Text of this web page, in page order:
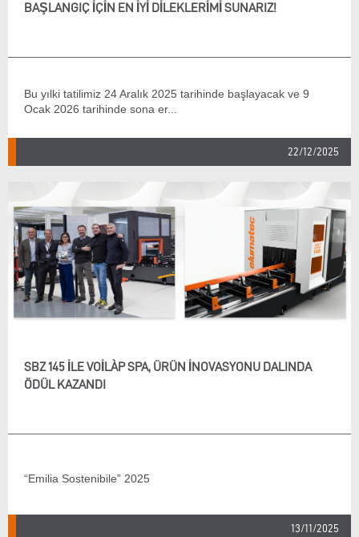
BAŞLANGIÇ IÇIN EN IYI DILEKLERIMI SUNARIZ!
Bu yılki tatilimiz 24 Aralık 2025 tarihinde başlayacak ve 9
Ocak 2026 tarihinde sona er...
22/12/2025
SBZ 145 ILE VOILÀP SPA, ÜRÜN İNOVASYONU DALINDA
ÖDÜL KAZANDI
“Emilia Sostenibile” 2025
13/11/2025